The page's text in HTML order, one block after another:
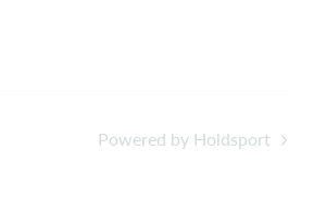
Powered by Holdsport